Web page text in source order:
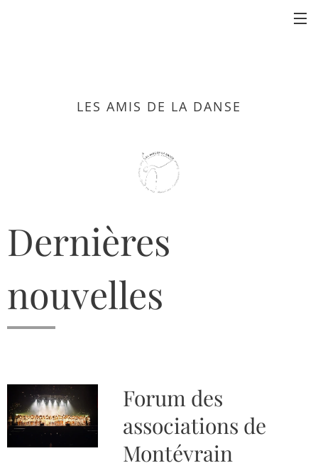
LES AMIS DE LA DANSE
Dernières
nouvelles
Forum des
associations de
Montévrain